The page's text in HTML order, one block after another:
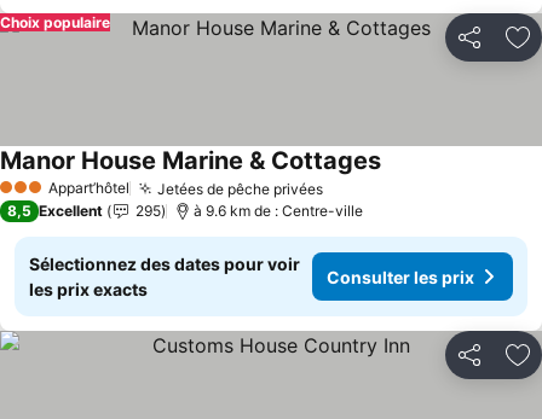
Partager
Choix populaire
3 ÉtoilesAppart’hôtel Jetées de pêche privéesConsulter les prix
Manor House Marine & CottagesConsulter les prix
8,5 Excellent 295 à 9.6 km de : Centre-ville
Sélectionnez des dates pour voir
les prix exacts
Consulter les prix
Partager